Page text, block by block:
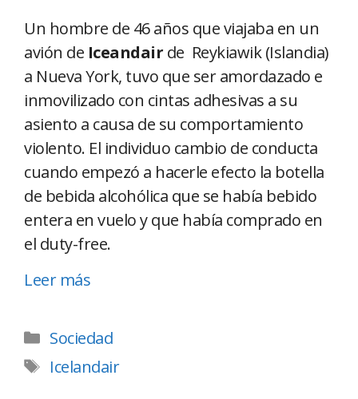
Un hombre de 46 años que viajaba en un
avión de Iceandair de Reykiawik (Islandia)
a Nueva York, tuvo que ser amordazado e
inmovilizado con cintas adhesivas a su
asiento a causa de su comportamiento
violento. El individuo cambio de conducta
cuando empezó a hacerle efecto la botella
de bebida alcohólica que se había bebido
entera en vuelo y que había comprado en
el duty-free.
Leer más
Sociedad
Icelandair